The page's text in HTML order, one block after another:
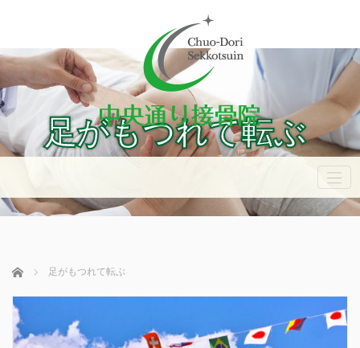
足がもつれて転ぶ
ホーム 足がもつれて転ぶ